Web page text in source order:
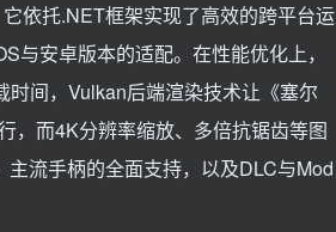
依托.NET框架实现了高效的跨平台运
安卓版本的适配。在性能优化上，
时间，Vulkan后端渲染技术让《塞尔
，而4K分辨率缩放、多倍抗锯齿等图
流手柄的全面支持，以及DLC与Mod